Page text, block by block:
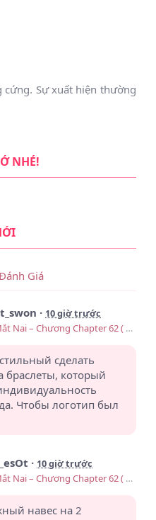
cứng. Sự xuất hiện thường
NHÉ!
Giá
· 10 giờ trước
Nai – Chương Chapter 62 ( Ngoại truyện 1)
сделать
браслеты, который
Чтобы логотип был
· 10 giờ trước
Nai – Chương Chapter 62 ( Ngoại truyện 1)
навес на 2